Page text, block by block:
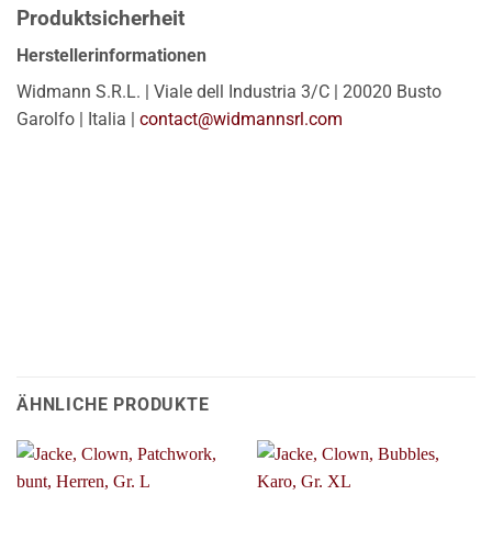
Produktsicherheit
Herstellerinformationen
Widmann S.R.L. | Viale dell Industria 3/C | 20020 Busto
Garolfo | Italia | contact@widmannsrl.com
ÄHNLICHE PRODUKTE